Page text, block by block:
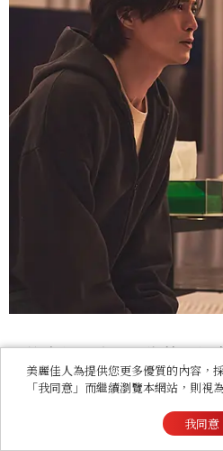
不算太紅的演員，靠著網紅
女兒都說他的代表作就是
朗，在劇中一開始便因出軌
啟了後面的許多故事。
美麗佳人為提供您更多優質的內容，
「我同意」而繼續瀏覽本網站，則視
我同意